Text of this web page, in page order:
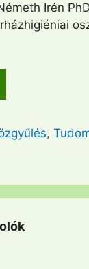
Irén
,